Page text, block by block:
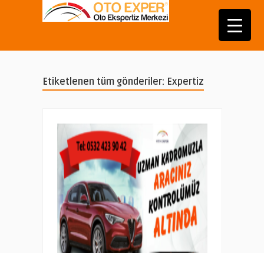
Etiketlenen tüm gönderiler: Expertiz